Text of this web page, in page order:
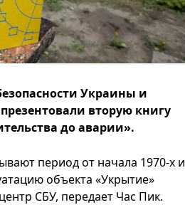
Украины и
вторую книгу
до аварии».
период от начала 1970-х и
объекта «Укрытие»
СБУ, передает Час Пик.